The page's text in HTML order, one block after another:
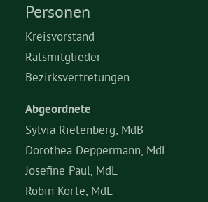
Personen
Kreisvorstand
Ratsmitglieder
Bezirksvertretungen
Abgeordnete
Sylvia Rietenberg, MdB
Dorothea Deppermann, MdL
Josefine Paul, MdL
Robin Korte, MdL